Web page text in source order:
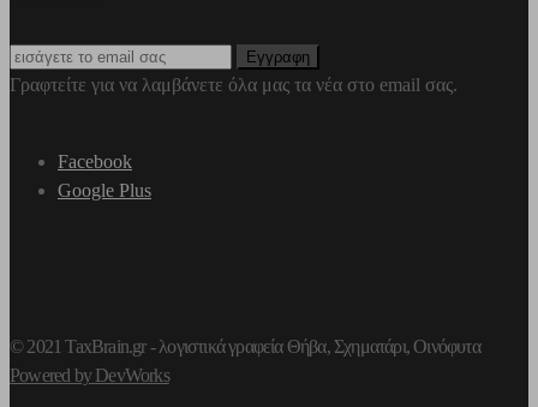
Γραφτείτε για να λαμβάνετε όλα μας τα νέα στο email σας.
Facebook
Google Plus
© 2021 TaxBrain.gr -λογιστικά γραφεία Θήβα, Σχηματάρι, Οινόφυτα
Powered by DevWorks